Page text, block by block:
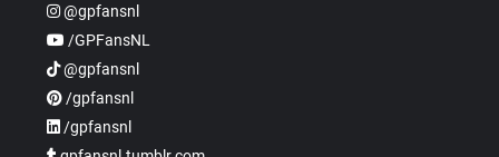
@gpfansnl
/GPFansNL
@gpfansnl
/gpfansnl
/gpfansnl